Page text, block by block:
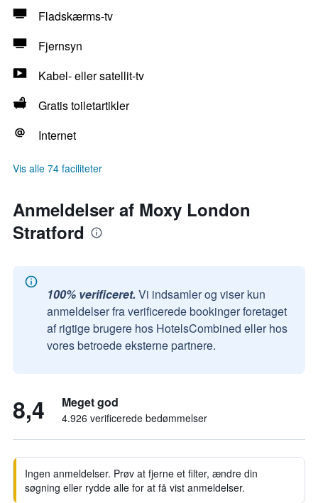
Fladskærms-tv
Fjernsyn
Kabel- eller satellit-tv
Gratis toiletartikler
Internet
Vis alle 74 faciliteter
Anmeldelser af Moxy London
Stratford
100% verificeret. Vi indsamler og viser kun
anmeldelser fra verificerede bookinger foretaget
af rigtige brugere hos HotelsCombined eller hos
vores betroede eksterne partnere.
8,4 Meget god
4.926 verificerede bedømmelser
Ingen anmeldelser. Prøv at fjerne et filter, ændre din
søgning eller rydde alle for at få vist anmeldelser.